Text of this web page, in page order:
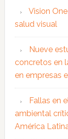
Vision
salud visual
Nueve
concretos en
en empresas
Fallas en
ambiental
América